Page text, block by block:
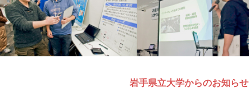
岩手県立大学からのお知らせ